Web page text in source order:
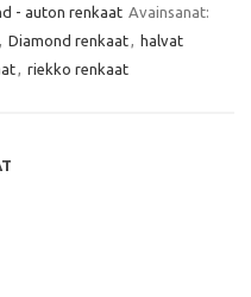
- auton renkaat Avainsanat:
Diamond renkaat
halvat
riekko renkaat